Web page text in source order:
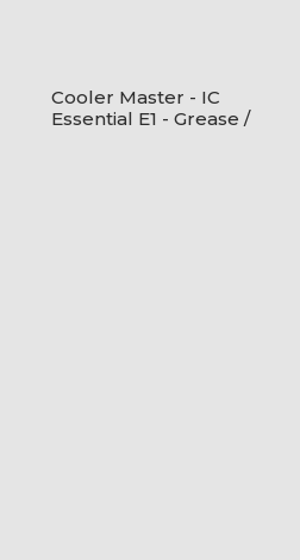
Cooler Master - IC
Essential E1 - Grease /